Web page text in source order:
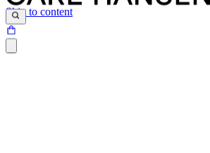
Skip to content